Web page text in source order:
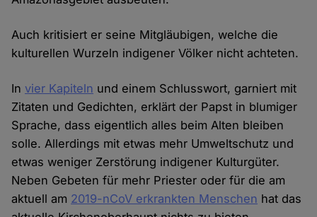
Auch kritisiert er seine Mitgläubigen, welche die
kulturellen Wurzeln indigener Völker nicht achteten.
Invier Kapiteln und einem Schlusswort, garniert mit
Zitaten und Gedichten, erklärt der Papst in blumiger
Sprache, dass eigentlich alles beim Alten bleiben
solle. Allerdings mit etwas mehr Umweltschutz und
etwas weniger Zerstörung indigener Kulturgüter.
Neben Gebeten für mehr Priester oder für die am
aktuell am 2019-nCoV erkrankten Menschen hat das